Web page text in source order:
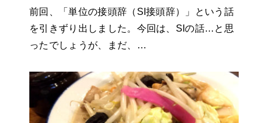
前回、「単位の接頭辞（SI接頭辞）」という話
を引きずり出しました。今回は、SIの話…と思
ったでしょうが、まだ、…